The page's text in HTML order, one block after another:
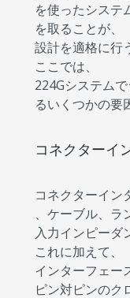
を使ったシステ
を取ることが、
設計を適格に行
ここでは、
224Gシステム
るいくつかの要
コネクターイ
コネクターイン
、ケーブル、ラ
入力インピーダ
これに加えて、
インターフェー
ピン対ピンのク